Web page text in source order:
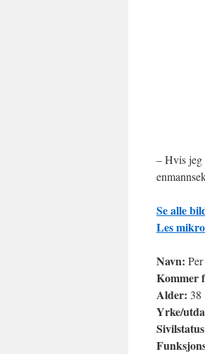
– Hvis jeg
Se alle
Les
Navn:
Kommer
Alder: 38
Yrke/